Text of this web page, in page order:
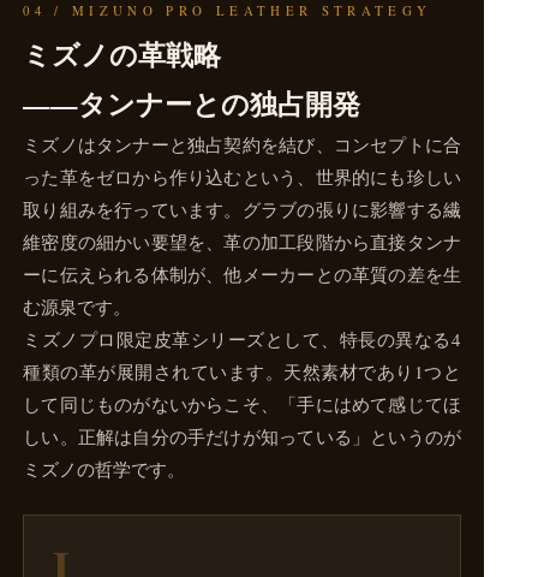
04 / MIZUNO PRO LEATHER STRATEGY
ミズノの革戦略
——タンナーとの独占開発
ミズノはタンナーと独占契約を結び、コンセプトに合
った革をゼロから作り込むという、世界的にも珍しい
取り組みを行っています。グラブの張りに影響する繊
維密度の細かい要望を、革の加工段階から直接タンナ
ーに伝えられる体制が、他メーカーとの革質の差を生
む源泉です。
ミズノプロ限定皮革シリーズとして、特長の異なる4
種類の革が展開されています。天然素材であり1つと
して同じものがないからこそ、「手にはめて感じてほ
しい。正解は自分の手だけが知っている」というのが
ミズノの哲学です。